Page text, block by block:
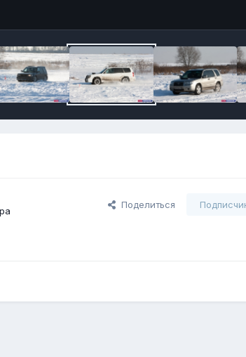
Поделиться